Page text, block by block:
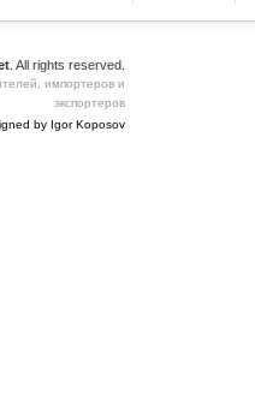
. All rights reserved.
импортеров и
экспортеров
by Igor Koposov